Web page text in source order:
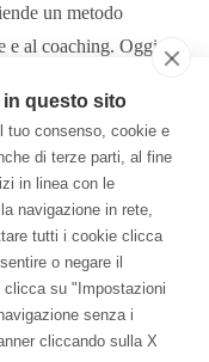
un metodo
e al coaching. Oggi mi
come la
e l'azienda.
in questo sito
tuo consenso, cookie e
di terze parti, al fine
in linea con le
navigazione in rete,
tutti i cookie clicca
o negare il
su "Impostazioni
senza i
cliccando sulla X